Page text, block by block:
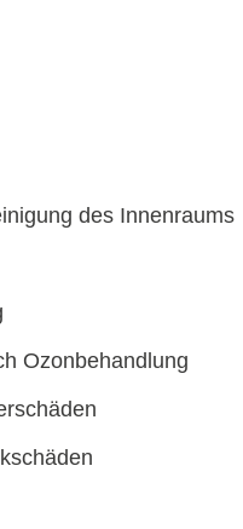
des Innenraums
Ozonbehandlung